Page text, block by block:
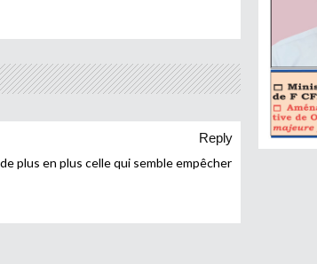
Reply
plus en plus celle qui semble empêcher